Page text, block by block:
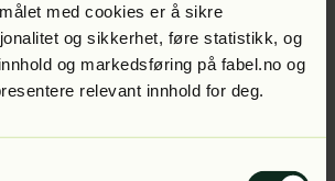
med cookies er å sikre
og sikkerhet, føre statistikk, og
og markedsføring på fabel.no og
relevant innhold for deg.